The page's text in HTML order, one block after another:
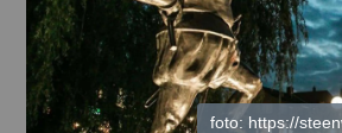
foto: https://